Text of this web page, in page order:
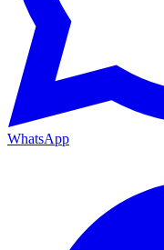
WhatsApp